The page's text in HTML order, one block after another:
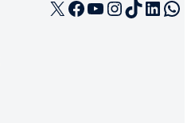
X Facebook
YouTube
TikTok